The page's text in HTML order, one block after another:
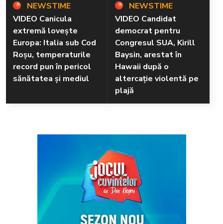
NEWSTIME
VIDEO Canicula
extremă lovește
Europa: Italia sub Cod
Roșu, temperaturile
record pun în pericol
sănătatea și mediul
NEWSTIME
VIDEO Candidat
democrat pentru
Congresul SUA, Kirill
Baysin, arestat în
Hawaii după o
altercație violentă pe
plajă